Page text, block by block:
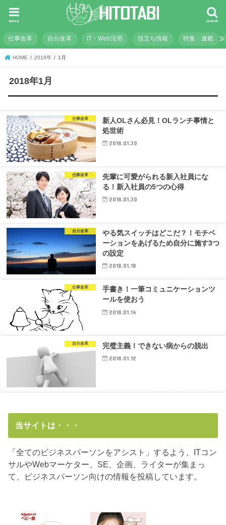
search
menu
仕事改革 自分改革 IT・Web活用 役立ち情報 特集・連載
HOME 2018年 1月
2018年1月
仕事改革
新人OLさん必見！OLランチ事情と
処世術
2018.01.30
仕事改革
先輩に可愛がられる新入社員にな
る！新入社員の5つの心得
2018.01.30
自分改革
やる気スイッチはどこだ？！モチベ
ーションをあげるため自分に施す3つ
の設定
2018.01.18
仕事改革
手書き！一筆コミュニケーションツ
ールを使おう
2018.01.14
自分改革 完璧主義！できない病からの脱出
2018.01.12
当サイトは・・・
「全てのビジネスパーソンをアシスト」するよう、ITコン
サルやWebマーケター、SE、企画、ライターが集まっ
て、ビジネスパーソン向けの情報を投稿しています。